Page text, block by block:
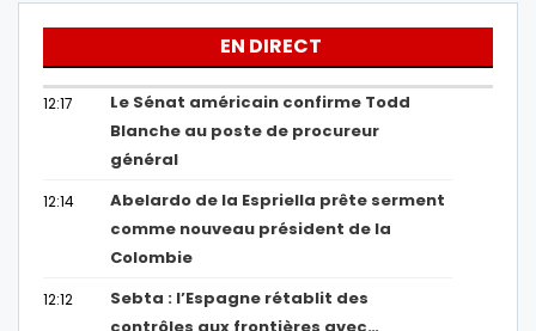
EN DIRECT
12:17
Le Sénat américain confirme Todd
Blanche au poste de procureur
général
12:14
Abelardo de la Espriella prête serment
comme nouveau président de la
Colombie
12:12
Sebta : l’Espagne rétablit des